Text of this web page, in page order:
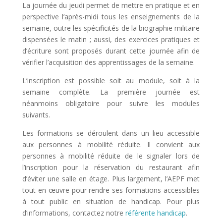
La journée du jeudi permet de mettre en pratique et en
perspective l’après-midi tous les enseignements de la
semaine, outre les spécificités de la biographie militaire
dispensées le matin ; aussi, des exercices pratiques et
d’écriture sont proposés durant cette journée afin de
vérifier l’acquisition des apprentissages de la semaine.
L’inscription est possible soit au module, soit à la
semaine complète. La première journée est
néanmoins obligatoire pour suivre les modules
suivants.
Les formations se déroulent dans un lieu accessible
aux personnes à mobilité réduite. Il convient aux
personnes à mobilité réduite de le signaler lors de
l’inscription pour la réservation du restaurant afin
d’éviter une salle en étage. Plus largement, l’AEPF met
tout en œuvre pour rendre ses formations accessibles
à tout public en situation de handicap. Pour plus
d’informations, contactez notre référente handicap.